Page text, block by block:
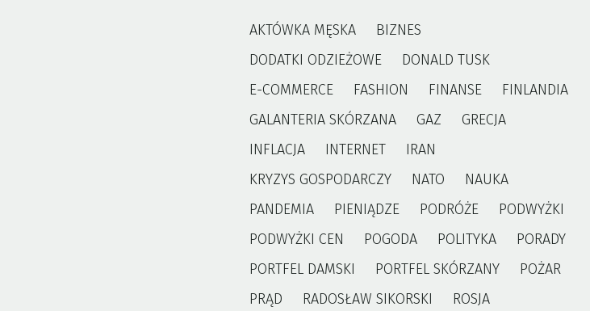
AKTÓWKA MĘSKA
BIZNES
DODATKI ODZIEŻOWE
DONALD TUSK
E-COMMERCE
FASHION FINANSE
FINLANDIA
GALANTERIA SKÓRZANA
GAZ
GRECJA
INFLACJA
INTERNET
IRAN
KRYZYS GOSPODARCZY
NATO
NAUKA
PANDEMIA
PIENIĄDZE PODRÓŻE
PODWYŻKI
PODWYŻKI CEN
POGODA POLITYKA
PORADY
PORTFEL DAMSKI
PORTFEL SKÓRZANY
POŻAR
PRĄD
RADOSŁAW SIKORSKI
ROSJA